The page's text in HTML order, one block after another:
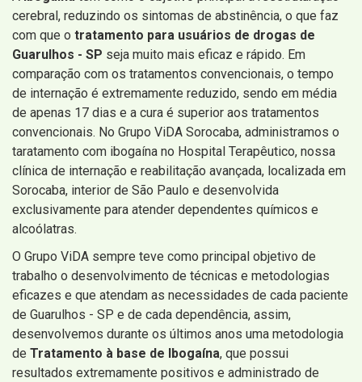
cerebral, reduzindo os sintomas de abstinência, o que faz
com que o tratamento para usuários de drogas de
Guarulhos - SP seja muito mais eficaz e rápido. Em
comparação com os tratamentos convencionais, o tempo
de internação é extremamente reduzido, sendo em média
de apenas 17 dias e a cura é superior aos tratamentos
convencionais. No Grupo ViDA Sorocaba, administramos o
taratamento com ibogaína no Hospital Terapêutico, nossa
clínica de internação e reabilitação avançada, localizada em
Sorocaba, interior de São Paulo e desenvolvida
exclusivamente para atender dependentes químicos e
alcoólatras.
O Grupo ViDA sempre teve como principal objetivo de
trabalho o desenvolvimento de técnicas e metodologias
eficazes e que atendam as necessidades de cada paciente
de Guarulhos - SP e de cada dependência, assim,
desenvolvemos durante os últimos anos uma metodologia
de Tratamento à base de Ibogaína, que possui
resultados extremamente positivos e administrado de